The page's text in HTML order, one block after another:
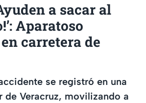
a sacar al
Aparatoso
carretera de
se registró en una
de Veracruz, movilizando a